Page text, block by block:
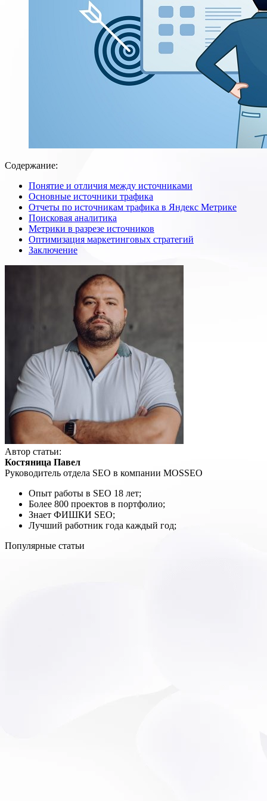
Содержание:
Понятие и отличия между источниками
Основные источники трафика
Отчеты по источникам трафика в Яндекс Метрике
Поисковая аналитика
Метрики в разрезе источников
Оптимизация маркетинговых стратегий
Заключение
Автор статьи:
Костяница Павел
Руководитель отдела SEO в компании MOSSEO
Опыт работы в SEO 18 лет;
Более 800 проектов в портфолио;
Знает ФИШКИ SEO;
Лучший работник года каждый год;
Популярные статьи